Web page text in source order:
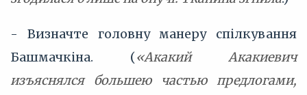
- Визначте головну манеру спілкування
Башмачкіна. («Акакий Акакиевич
изъяснялся большею частью предлогами,